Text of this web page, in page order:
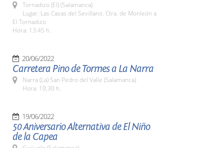
Tornadizo (El) (Salamanca)
Lugar: Las Casas del Sevillano. Ctra. de Monleón a
El Tornadizo
Hora: 13:45 h.
20/06/2022
Carretera Pino de Tormes a La Narra
Narra (La) San Pedro del Valle (Salamanca)
Hora: 10,30 h.
19/06/2022
50 Aniversario Alternativa de El Niño
de la Capea